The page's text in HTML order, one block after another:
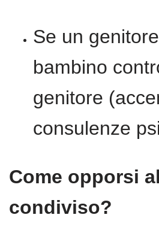
Se un
bambino
genitore
consulenze
Come opporsi
condiviso?